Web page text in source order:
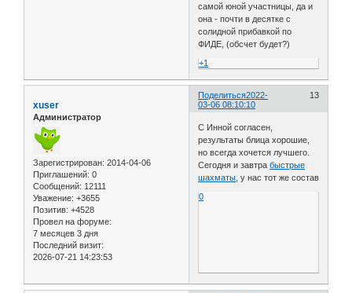
самой юной участницы, да и
она - почти в десятке с
солидной прибавкой по
ФИДЕ, (обсчет будет?)
+1
Поделиться 13
2022-
03-06 08:10:10
xuser
Администратор
Зарегистрирован: 2014-04-06
Приглашений: 0
Сообщений: 12111
Уважение: +3655
Позитив: +4528
Провел на форуме:
7 месяцев 3 дня
Последний визит:
2026-07-21 14:23:53
С Инной согласен,
результаты блица хорошие,
но всегда хочется лучшего.
Сегодня и завтрабыстрые
шахматы , у нас тот же состав
0